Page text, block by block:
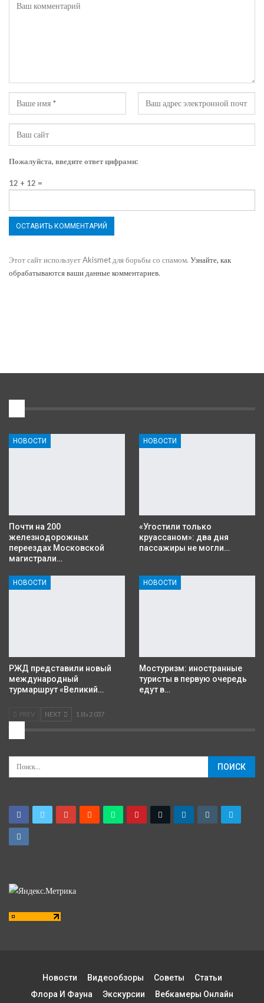
Пожалуйста, введите ответ цифрами:
12 + 12 =
Этот сайт использует Akismet для борьбы со спамом. Узнайте, как
обрабатываются ваши данные комментариев.
НОВОСТИ
Почти на 200
железнодорожных
переездах Московской
магистрали…
НОВОСТИ
«Угостили только
круассаном»: два дня
пассажиры не могли…
НОВОСТИ
РЖД представили новый
международный
турмаршрут «Великий…
НОВОСТИ
Мостуризм: иностранные
туристы в первую очередь
едут в…
PREV NEXT 1 Из 2 037
Новости Видеообзоры Советы
Статьи
Флора И Фауна
Экскурсии Вебкамеры Онлайн